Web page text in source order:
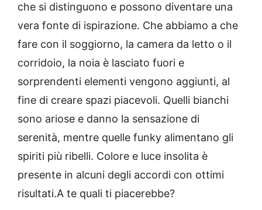
che si distinguono e possono diventare una
vera fonte di ispirazione. Che abbiamo a che
fare con il soggiorno, la camera da letto o il
corridoio, la noia è lasciato fuori e
sorprendenti elementi vengono aggiunti, al
fine di creare spazi piacevoli. Quelli bianchi
sono ariose e danno la sensazione di
serenità, mentre quelle funky alimentano gli
spiriti più ribelli. Colore e luce insolita è
presente in alcuni degli accordi con ottimi
risultati.A te quali ti piacerebbe?